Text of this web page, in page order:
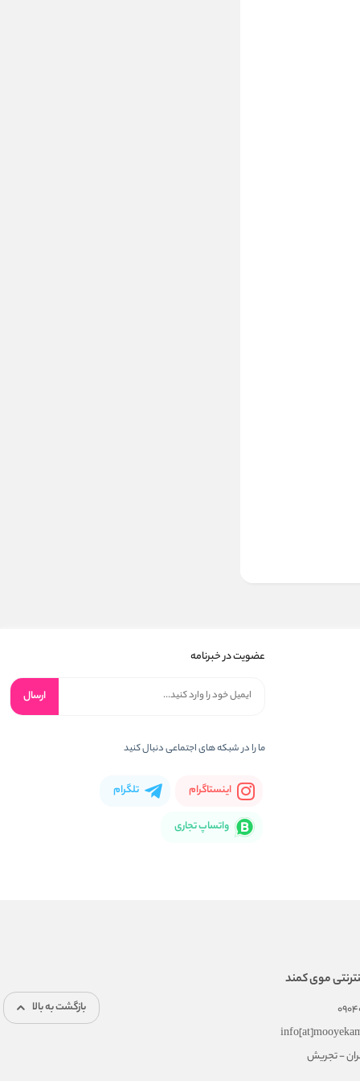
عضویت در خبرنامه
ارسال
ما را در شبکه های اجتماعی دنبال کنید
اینستاگرام تلگرام
واتساپ تجاری
موی کمند
- تجریش
بازگشت به بالا